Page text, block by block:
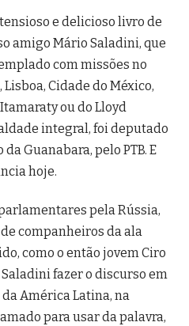
e delicioso livro de
amigo Mário Saladini, que
com missões no
Cidade do México,
ou do Lloyd
integral, foi deputado
Guanabara, pelo PTB. E
hoje.
pela Rússia,
companheiros da ala
como o então jovem Ciro
fazer o discurso em
América Latina, na
para usar da palavra,